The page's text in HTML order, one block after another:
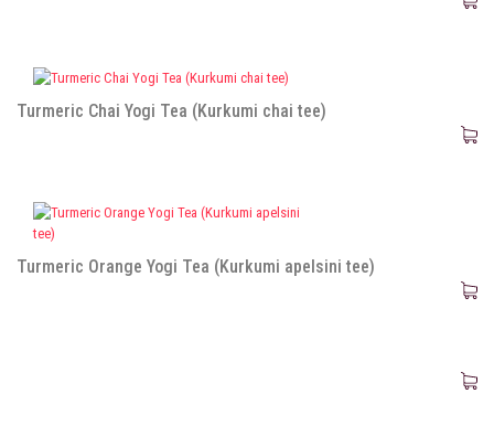
Turmeric Chai Yogi Tea (Kurkumi chai tee)
Turmeric Orange Yogi Tea (Kurkumi apelsini tee)